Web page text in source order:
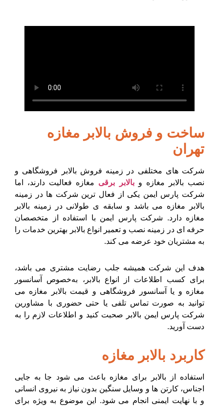
ساخت و فروش بالابر مغازه
تهران
شرکت های مختلفی در زمینه فروش بالابر فروشگاهی و
نصب بالابر مغازه وبالابر برقی مغازه فعالیت دارند، اما
شرکت پارس ایمن یکی از فعال ترین شرکت ها در زمینه
بالابر مغازه می باشد و سابقه ی طولانی در زمینه بالابر
مغازه دارد. شرکت پارس ایمن با استفاده از متخصصان
حرفه ای در زمینه نصب و تعمیر انواع بالابر بهترین خدمات را
به مشتریان خود عرضه می کند.
هدف این شرکت همیشه جلب رضایت مشتری می باشد،
برای کسب اطلاعات از انواع بالابر، به‌خصوص آسانسور
مغازه و یا آسانسور فروشگاهی و قیمت بالابر مغازه می
توانید به صورت تماس تلفی یا حتی حضوری با مشاورین
شرکت پارس ایمن بالابر صحبت کنید و اطلاعات لازم را به
دست آورید.
کاربرد بالابر مغازه
استفاده از بالابر برای مغازه باعث می شود جا به جایی
اجناس، کارتن ها و وسایل سنگین بدون نیاز به نیروی انسانی
و با نهایت ایمنی انجام می شود. این موضوع به ویژه برای